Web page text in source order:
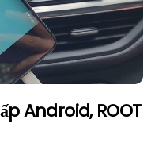
Android, ROOT